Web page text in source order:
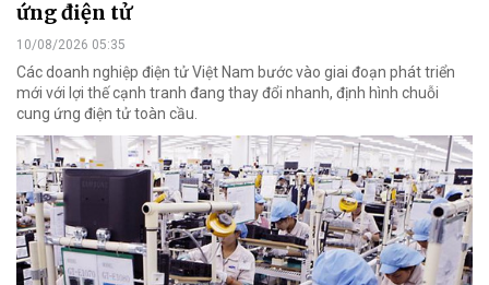
ứng điện tử
10/08/2026 05:35
Các doanh nghiệp điện tử Việt Nam bước vào giai đoạn phát triển
mới với lợi thế cạnh tranh đang thay đổi nhanh, định hình chuỗi
cung ứng điện tử toàn cầu.